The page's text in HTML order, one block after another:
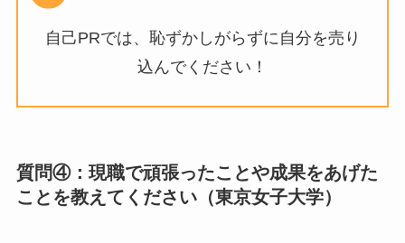
自己PRでは、恥ずかしがらずに自分を売り
込んでください！
質問④：現職で頑張ったことや成果をあげた
ことを教えてください（東京女子大学）